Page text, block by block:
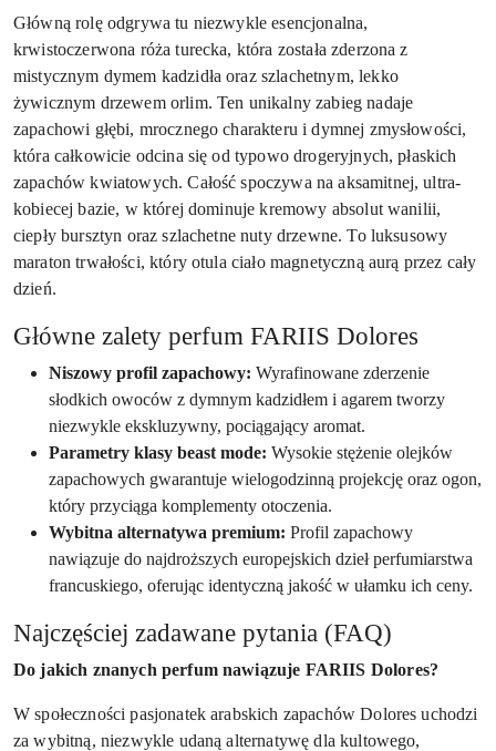
Główną rolę odgrywa tu niezwykle esencjonalna,
krwistoczerwona róża turecka, która została zderzona z
mistycznym dymem kadzidła oraz szlachetnym, lekko
żywicznym drzewem orlim. Ten unikalny zabieg nadaje
zapachowi głębi, mrocznego charakteru i dymnej zmysłowości,
która całkowicie odcina się od typowo drogeryjnych, płaskich
zapachów kwiatowych. Całość spoczywa na aksamitnej, ultra-
kobiecej bazie, w której dominuje kremowy absolut wanilii,
ciepły bursztyn oraz szlachetne nuty drzewne. To luksusowy
maraton trwałości, który otula ciało magnetyczną aurą przez cały
dzień.
Główne zalety perfum FARIIS Dolores
Niszowy profil zapachowy: Wyrafinowane zderzenie
słodkich owoców z dymnym kadzidłem i agarem tworzy
niezwykle ekskluzywny, pociągający aromat.
Parametry klasy beast mode: Wysokie stężenie olejków
zapachowych gwarantuje wielogodzinną projekcję oraz ogon,
który przyciąga komplementy otoczenia.
Wybitna alternatywa premium: Profil zapachowy
nawiązuje do najdroższych europejskich dzieł perfumiarstwa
francuskiego, oferując identyczną jakość w ułamku ich ceny.
Najczęściej zadawane pytania (FAQ)
Do jakich znanych perfum nawiązuje FARIIS Dolores?
W społeczności pasjonatek arabskich zapachów Dolores uchodzi
za wybitną, niezwykle udaną alternatywę dla kultowego,